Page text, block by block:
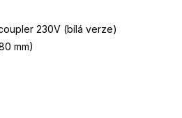
230V (bílá verze)
mm)